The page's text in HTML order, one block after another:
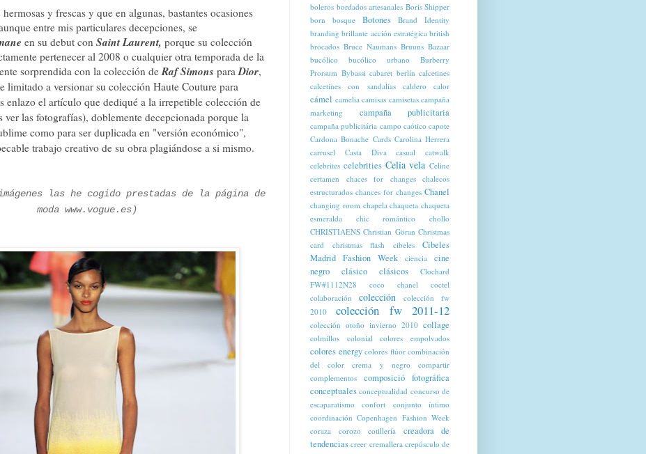
y frescas y que en algunas, bastantes ocasiones
entre mis particulares decepciones, se
en su debut con Saint Laurent, porque su colección
pertenecer al 2008 o cualquier otra temporada de la
sorprendida con la colección deRaf Simons paraDior,
limitado a versionar su colección Haute Couture para
enlazo el artículo que dediqué a la irrepetible colección de
ver las fotografías), doblemente decepcionada porque la
como para ser duplicada en "versión económico",
trabajo creativo de su obra plagiándose a si mismo.
las he cogido prestadas de la página de
moda www.vogue.es)
boleros bordados artesanales Boris Shipper
born
bosque Botones
Brand Identity
branding brillante acción estratégica british
brocados Bruce Naumans Bruuns Bazaar
bucólico
bucólico urbano
Burberry
Prorsum Bybassi cabaret berlín calcetines
calcetines con sandalias
caldero calor
cámel camelia camisas camisetas campaña
marketing
campaña publicitaria
campaña publicitária campo caótico capote
Cardona Bonache Cards Carolina Herrera
carrusel
Casta Diva casual
catwalk
celebrites celebrities Celia vela Celine
certamen
chaces for changes
chalecos
estructurados chances for changes Chanel
changing room chapela chaqueta chaqueta
esmeralda
chic romántico
chollo
CHRISTIAENS Christian Göran Christmas
card
christmas flash cibeles
Cibeles
Madrid Fashion Week
ciencia
cine
negro
clásico clásicos
Clochard
FW#1112N28
coco chanel
coctel
colaboración
colección
colección fw
2010
colección fw 2011-12
colección otoño invierno 2010 collage
colmillos colonial colores empolvados
colores energy colores flúor combinación
del color crema y negro
compartir
complementos
composició fotográfica
conceptuales conceptualidad concurso de
escaparatismo
confort
conjunto íntimo
coordinación Copenhagen Fashion Week
coraza
corozo cotillería
creadora de
tendencias creer cremallera crepúsculo de